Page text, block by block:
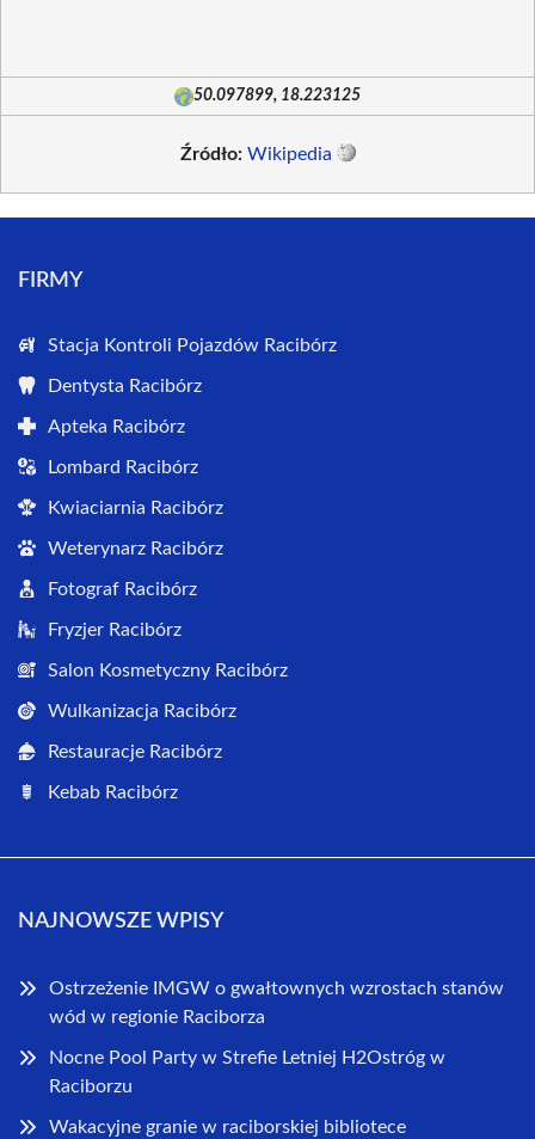
50.097899, 18.223125
Źródło: Wikipedia
FIRMY
Stacja Kontroli Pojazdów Racibórz
Dentysta Racibórz
Apteka Racibórz
Lombard Racibórz
Kwiaciarnia Racibórz
Weterynarz Racibórz
Fotograf Racibórz
Fryzjer Racibórz
Salon Kosmetyczny Racibórz
Wulkanizacja Racibórz
Restauracje Racibórz
Kebab Racibórz
NAJNOWSZE WPISY
Ostrzeżenie IMGW o gwałtownych wzrostach stanów
wód w regionie Raciborza
Nocne Pool Party w Strefie Letniej H2Ostróg w
Raciborzu
Wakacyjne granie w raciborskiej bibliotece